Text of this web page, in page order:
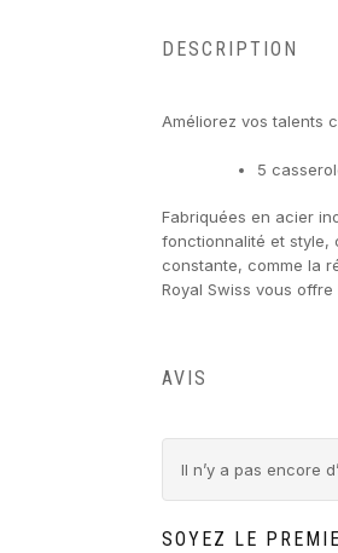
DESCRIPTION
Améliorez vos talents
5
Fabriquées en acier
fonctionnalité et style,
constante, comme la
Royal Swiss vous
AVIS
Il n’y a pas encore
SOYEZ LE